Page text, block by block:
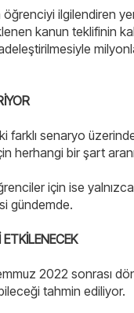
ilgilendiren
kanun teklifinin
farklı senaryo
herhangi bir şart
için ise
gündemde.
2022 sonrası
tahmin ediliyor.